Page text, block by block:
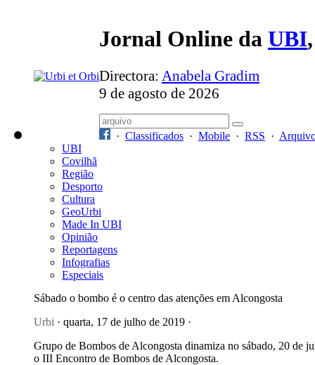
Jornal Online da UBI
Directora: Anabela Gradim
9 de agosto de 2026
· Classificados · Mobile · RSS ·
UBI
Covilhã
Região
Desporto
Cultura
GeoUrbi
Made In UBI
Opinião
Reportagens
Infografias
Especiais
Sábado o bombo é o centro das atenções em Alcongosta
Urbi · quarta, 17 de julho de 2019 ·
Grupo de Bombos de Alcongosta dinamiza no sábado, 20 de
o III Encontro de Bombos de Alcongosta.